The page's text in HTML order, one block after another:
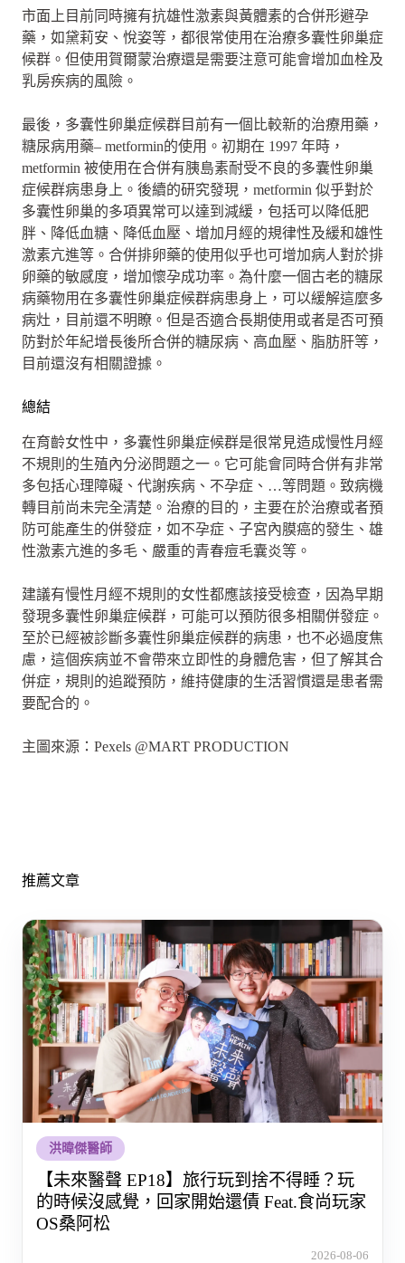
市面上目前同時擁有抗雄性激素與黃體素的合併形避孕
藥，如黛莉安、悅姿等，都很常使用在治療多囊性卵巢症
候群。但使用賀爾蒙治療還是需要注意可能會增加血栓及
乳房疾病的風險。
最後，多囊性卵巢症候群目前有一個比較新的治療用藥，
糖尿病用藥– metformin的使用。初期在 1997 年時，
metformin 被使用在合併有胰島素耐受不良的多囊性卵巢
症候群病患身上。後續的研究發現，metformin 似乎對於
多囊性卵巢的多項異常可以達到減緩，包括可以降低肥
胖、降低血糖、降低血壓、增加月經的規律性及緩和雄性
激素亢進等。合併排卵藥的使用似乎也可增加病人對於排
卵藥的敏感度，增加懷孕成功率。為什麼一個古老的糖尿
病藥物用在多囊性卵巢症候群病患身上，可以緩解這麼多
病灶，目前還不明瞭。但是否適合長期使用或者是否可預
防對於年紀增長後所合併的糖尿病、高血壓、脂肪肝等，
目前還沒有相關證據。
總結
在育齡女性中，多囊性卵巢症候群是很常見造成慢性月經
不規則的生殖內分泌問題之一。它可能會同時合併有非常
多包括心理障礙、代謝疾病、不孕症、…等問題。致病機
轉目前尚未完全清楚。治療的目的，主要在於治療或者預
防可能產生的併發症，如不孕症、子宮內膜癌的發生、雄
性激素亢進的多毛、嚴重的青春痘毛囊炎等。
建議有慢性月經不規則的女性都應該接受檢查，因為早期
發現多囊性卵巢症候群，可能可以預防很多相關併發症。
至於已經被診斷多囊性卵巢症候群的病患，也不必過度焦
慮，這個疾病並不會帶來立即性的身體危害，但了解其合
併症，規則的追蹤預防，維持健康的生活習慣還是患者需
要配合的。
主圖來源：Pexels @MART PRODUCTION
推薦文章
洪暐傑醫師
【未來醫聲 EP18】旅行玩到捨不得睡？玩
的時候沒感覺，回家開始還債 Feat.食尚玩家
OS桑阿松
2026-08-06